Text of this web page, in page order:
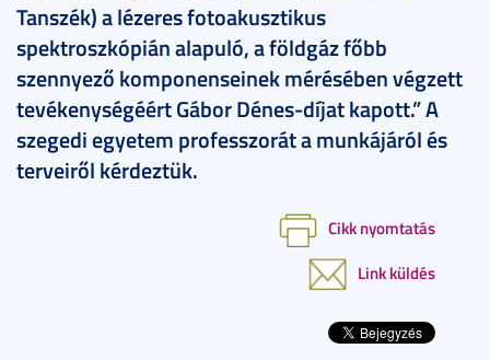
Tanszék) a lézeres fotoakusztikus
spektroszkópián alapuló, a földgáz főbb
szennyező komponenseinek mérésében végzett
tevékenységéért Gábor Dénes-díjat kapott.” A
szegedi egyetem professzorát a munkájáról és
terveiről kérdeztük.
Cikk nyomtatás
Link küldés